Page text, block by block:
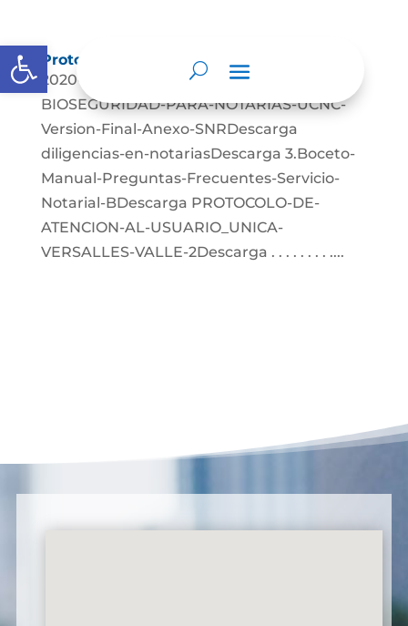
Abrir barra de herramientas
Protocolos de Atención
2020-08-21-PROTOCOLO-DE-
BIOSEGURIDAD-PARA-NOTARIAS-UCNC-
Version-Final-Anexo-SNRDescarga
diligencias-en-notariasDescarga 3.Boceto-
Manual-Preguntas-Frecuentes-Servicio-
Notarial-BDescarga PROTOCOLO-DE-
ATENCION-AL-USUARIO_UNICA-
VERSALLES-VALLE-2Descarga . . . . . . . . ....